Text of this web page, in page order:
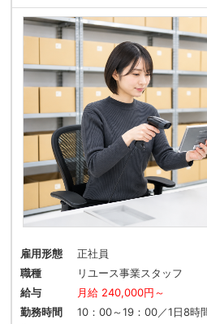
雇用形態
正社員
職種
リユース事業スタッフ
給与
月給 240,000円～
勤務時間
10：00～19：00／1日8時